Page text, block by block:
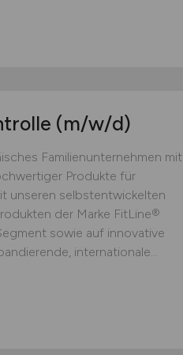
(m/w/d)
Familienunternehmen mit
Produkte für
unseren selbstentwickelten
der Marke FitLine®
sowie auf innovative
internationale...